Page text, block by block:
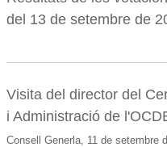
del 13 de setembre de
Visita del director del
i Administració de
Consell Generla, 11 de setembre